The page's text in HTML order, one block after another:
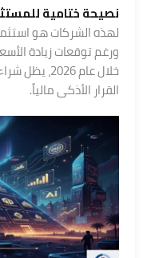
نصيحة ختامية
لهذه الشركات هو
ورغم توقعات زيادة
خلال عام
القرار الأذكى مالياً.